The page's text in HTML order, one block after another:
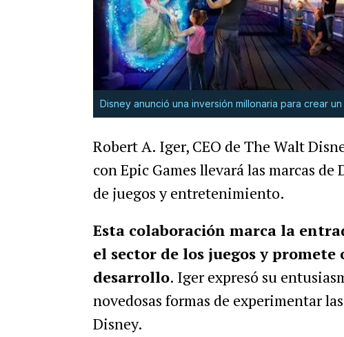
Disney anunció una inversión millonaria para crear
Robert A. Iger, CEO de The Walt
con Epic Games llevará las marcas
de juegos y entretenimiento.
Esta colaboración marca la
el sector de los juegos y
desarrollo. Iger expresó su
novedosas formas de experimentar
Disney.